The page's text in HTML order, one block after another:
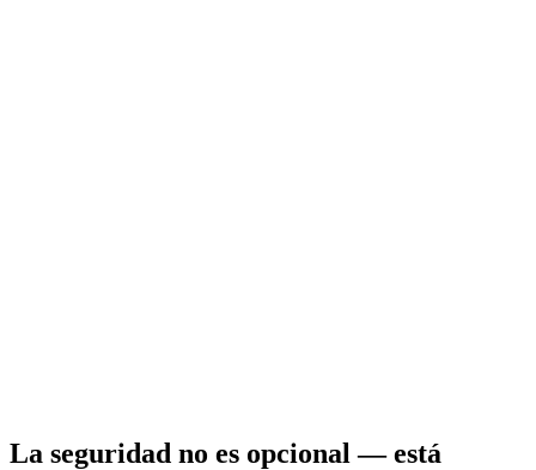
La seguridad no es opcional — está